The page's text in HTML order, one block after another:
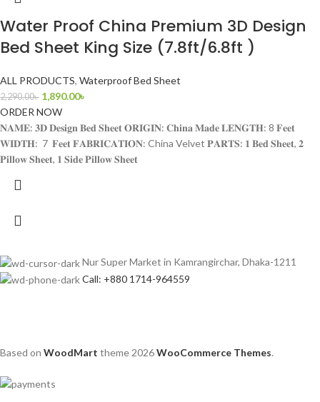
Water Proof China Premium 3D Design
Bed Sheet King Size (7.8ft/6.8ft )
ALL PRODUCTS, Waterproof Bed Sheet
2,290.00৳ 1,890.00৳
ORDER NOW
𝐍𝐀𝐌𝐄: 𝟑𝐃 𝐃𝐞𝐬𝐢𝐠𝐧 𝐁𝐞𝐝 𝐒𝐡𝐞𝐞𝐭 𝐎𝐑𝐈𝐆𝐈𝐍: 𝐂𝐡𝐢𝐧𝐚 𝐌𝐚𝐝𝐞 𝐋𝐄𝐍𝐆𝐓𝐇: 8 𝐅𝐞𝐞𝐭
𝐖𝐈𝐃𝐓𝐇: 7 𝐅𝐞𝐞𝐭 𝐅𝐀𝐁𝐑𝐈𝐂𝐀𝐓𝐈𝐎𝐍: China Velvet 𝐏𝐀𝐑𝐓𝐒: 𝟏 𝐁𝐞𝐝 𝐒𝐡𝐞𝐞𝐭, 𝟐
𝐏𝐢𝐥𝐥𝐨𝐰 𝐒𝐡𝐞𝐞𝐭, 𝟏 𝐒𝐢𝐝𝐞 𝐏𝐢𝐥𝐥𝐨𝐰 𝐒𝐡𝐞𝐞𝐭
Nur Super Market in Kamrangirchar, Dhaka-1211
Call: +880 1714-964559
Based on WoodMart theme 2026WooCommerce Themes.